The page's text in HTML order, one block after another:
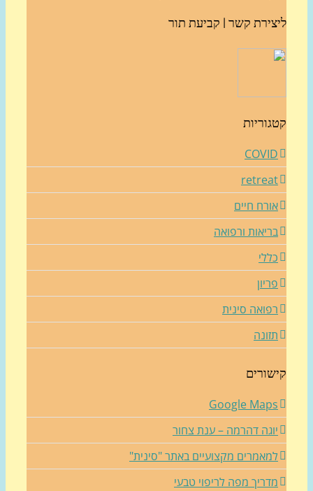
קשר | קביעת תור
חיים
ורפואה
סינית
Google
דהרמה – ענת צחור
מקצועיים באתר "סינית"
מפה לריפוי טבעי